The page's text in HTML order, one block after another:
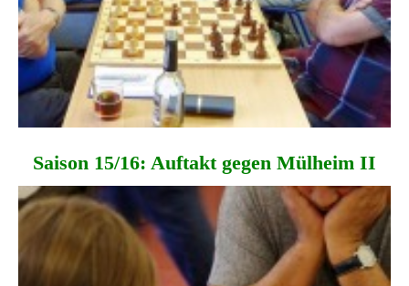
Saison 15/16: Auftakt gegen Mülheim II